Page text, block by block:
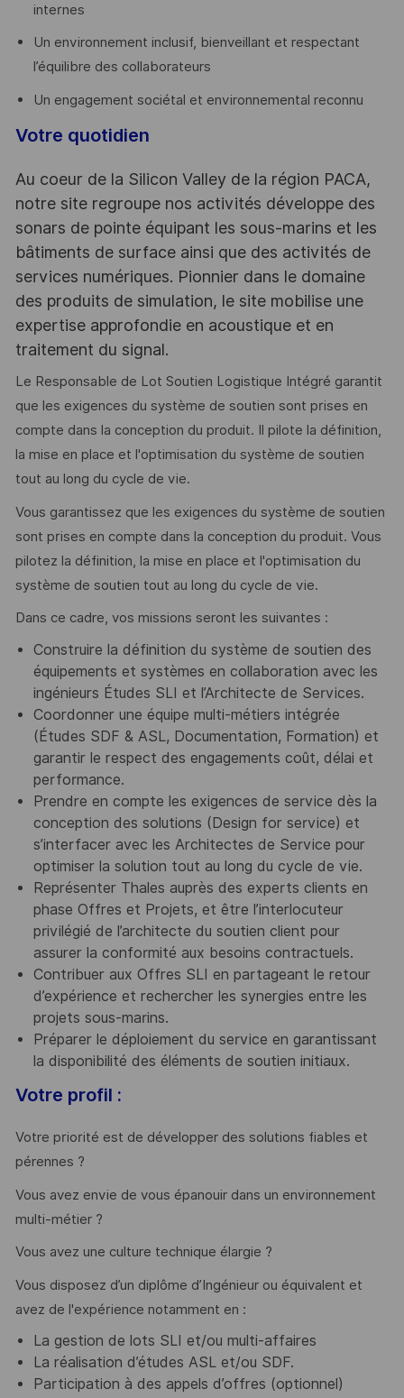
internes
Un environnement inclusif, bienveillant et respectant
l’équilibre des collaborateurs
Un engagement sociétal et environnemental reconnu
Votre quotidien
Au coeur de la Silicon Valley de la région PACA,
notre site regroupe nos activités développe des
sonars de pointe équipant les sous-marins et les
bâtiments de surface ainsi que des activités de
services numériques. Pionnier dans le domaine
des produits de simulation, le site mobilise une
expertise approfondie en acoustique et en
traitement du signal.
Le Responsable de Lot Soutien Logistique Intégré garantit
que les exigences du système de soutien sont prises en
compte dans la conception du produit. Il pilote la définition,
la mise en place et l'optimisation du système de soutien
tout au long du cycle de vie.
Vous garantissez que les exigences du système de soutien
sont prises en compte dans la conception du produit. Vous
pilotez la définition, la mise en place et l'optimisation du
système de soutien tout au long du cycle de vie.
Dans ce cadre, vos missions seront les suivantes :
Construire la définition du système de soutien des
équipements et systèmes en collaboration avec les
ingénieurs Études SLI et l’Architecte de Services.
Coordonner une équipe multi-métiers intégrée
(Études SDF & ASL, Documentation, Formation) et
garantir le respect des engagements coût, délai et
performance.
Prendre en compte les exigences de service dès la
conception des solutions (Design for service) et
s’interfacer avec les Architectes de Service pour
optimiser la solution tout au long du cycle de vie.
Représenter Thales auprès des experts clients en
phase Offres et Projets, et être l’interlocuteur
privilégié de l’architecte du soutien client pour
assurer la conformité aux besoins contractuels.
Contribuer aux Offres SLI en partageant le retour
d’expérience et rechercher les synergies entre les
projets sous-marins.
Préparer le déploiement du service en garantissant
la disponibilité des éléments de soutien initiaux.
Votre profil :
Votre priorité est de développer des solutions fiables et
pérennes ?
Vous avez envie de vous épanouir dans un environnement
multi-métier ?
Vous avez une culture technique élargie ?
Vous disposez d’un diplôme d’Ingénieur ou équivalent et
avez de l'expérience notamment en :
La gestion de lots SLI et/ou multi-affaires
La réalisation d’études ASL et/ou SDF.
Participation à des appels d’offres (optionnel)